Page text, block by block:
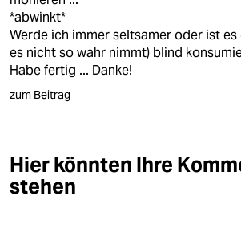
*abwinkt*
Werde ich immer seltsamer oder ist es
es nicht so wahr nimmt) blind
Habe fertig ... Danke!
zum Beitrag
Hier könnten Ihre
stehen